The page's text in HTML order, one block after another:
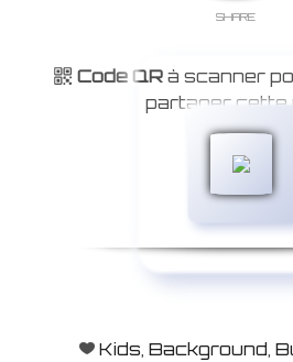
SHARE
Code QR à scanner
partager cette
Kids Background